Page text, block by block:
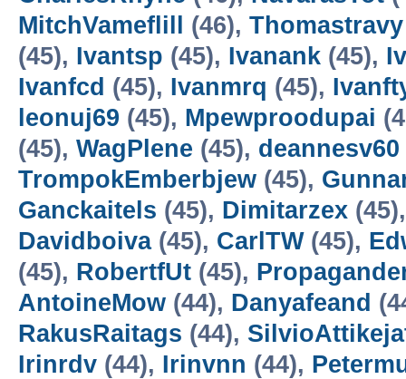
MitchVameflill
(46), Thomastravy
(45), Ivantsp (45), Ivanank (45),
Ivanfcd (45), Ivanmrq (45),
leonuj69 (45), Mpewproodupai
(45), WagPlene (45), deannesv60
TrompokEmberbjew (45),
Ganckaitels (45), Dimitarzex
Davidboiva(45), CarlTW(45),
(45), RobertfUt (45),
AntoineMow (44), Danyafeand
RakusRaitags (44),
Irinrdv (44), Irinvnn (44),